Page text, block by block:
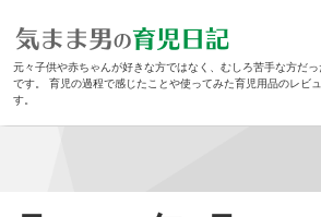
元々子供や赤ちゃんが好きな方ではなく、むしろ苦手な方だ
です。 育児の過程で感じたことや使ってみた育児用品のレビ
す。